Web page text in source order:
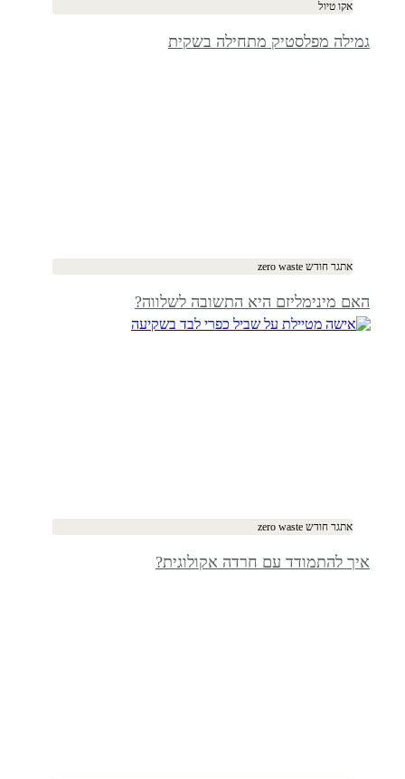
אקו טיול
גמילה מפלסטיק מתחילה בשקית
אתגר חודש zero waste
האם מינימליזם היא התשובה לשלווה?
אתגר חודש zero waste
איך להתמודד עם חרדה אקולוגית?